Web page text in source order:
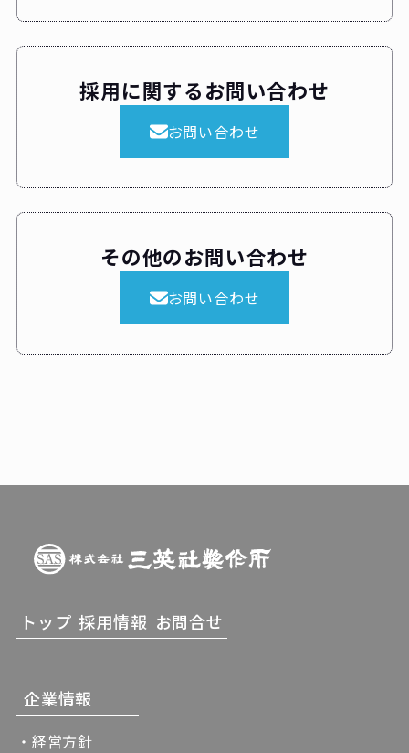
採用に関するお問い合わせ
お問い合わせ
その他のお問い合わせ
お問い合わせ
トップ 採用情報 お問合せ
企業情報
・経営方針